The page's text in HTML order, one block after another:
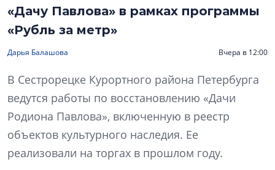
«Дачу Павлова» в рамках программы
«Рубль за метр»
Дарья Балашова Вчера в 12:00
В Сестрорецке Курортного района Петербурга
ведутся работы по восстановлению «Дачи
Родиона Павлова», включенную в реестр
объектов культурного наследия. Ее
реализовали на торгах в прошлом году.